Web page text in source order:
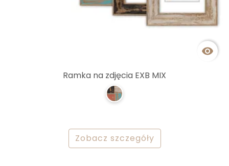

Ramka na zdjęcia EXB MIX
Zobacz szczegóły